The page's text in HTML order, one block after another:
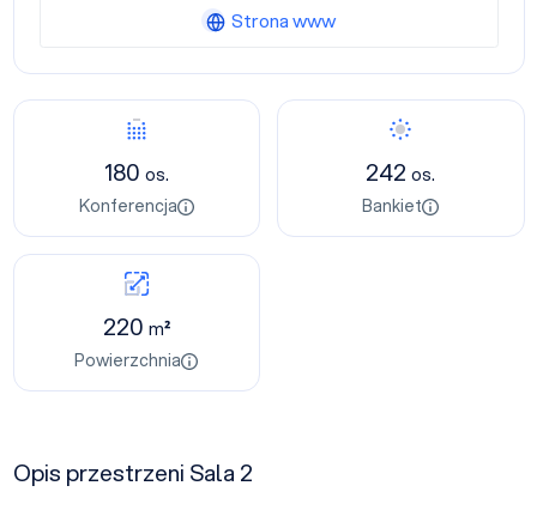
180 os.
Konferencja
242os.
Bankiet
220 m²
Powierzchnia
Opis przestrzeni Sala 2
Strona www